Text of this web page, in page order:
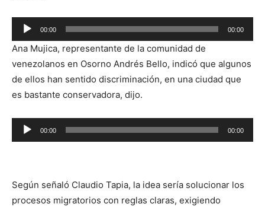
Reproductor
de
audio
00:00 00:00
Ana Mujica, representante de la comunidad de
venezolanos en Osorno Andrés Bello, indicó que algunos
de ellos han sentido discriminación, en una ciudad que
es bastante conservadora, dijo.
Reproductor
de
00:00 00:00
Según señaló Claudio Tapia, la idea sería solucionar los
procesos migratorios con reglas claras, exigiendo